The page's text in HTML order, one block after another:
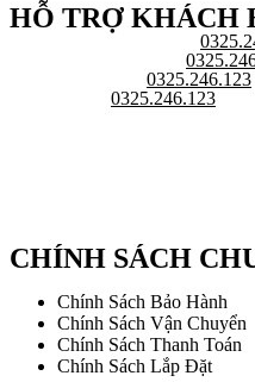
HỖ TRỢ KHÁCH
0325.246.123
0325.246.123
CHÍNH SÁCH
Chính Sách Bảo Hành
Chính Sách Vận Chuyển
Chính Sách Thanh Toán
Chính Sách Lắp Đặt